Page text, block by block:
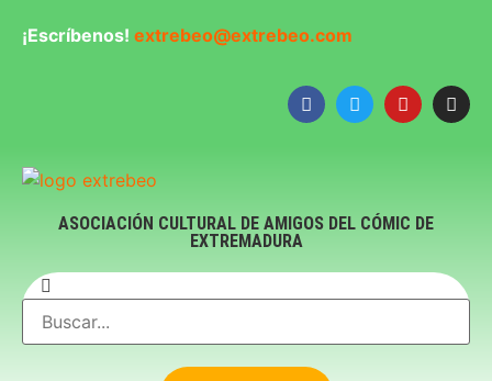
¡Escríbenos! extrebeo@extrebeo.com
ASOCIACIÓN CULTURAL DE AMIGOS DEL CÓMIC DE
EXTREMADURA